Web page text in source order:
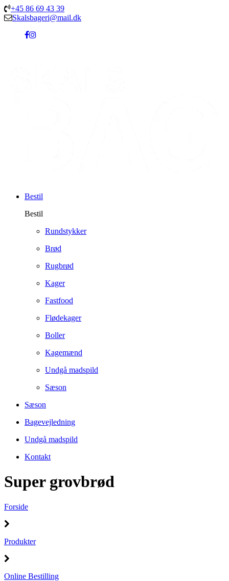
+45 86 69 43 39
Skalsbageri@mail.dk
Bestil
Bestil
Rundstykker
Brød
Rugbrød
Kager
Fastfood
Flødekager
Boller
Kagemænd
Undgå madspild
Sæson
Sæson
Bagevejledning
Undgå madspild
Kontakt
Super grovbrød
Forside
Produkter
Online Bestilling